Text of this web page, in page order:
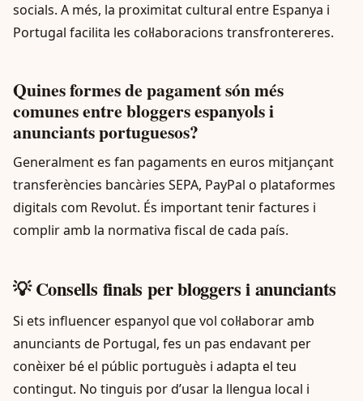
socials. A més, la proximitat cultural entre Espanya i
Portugal facilita les col·laboracions transfrontereres.
Quines formes de pagament són més
comunes entre bloggers espanyols i
anunciants portuguesos?
Generalment es fan pagaments en euros mitjançant
transferències bancàries SEPA, PayPal o plataformes
digitals com Revolut. És important tenir factures i
complir amb la normativa fiscal de cada país.
💡 Consells finals per bloggers i anunciants
Si ets influencer espanyol que vol col·laborar amb
anunciants de Portugal, fes un pas endavant per
conèixer bé el públic portuguès i adapta el teu
contingut. No tinguis por d’usar la llengua local i